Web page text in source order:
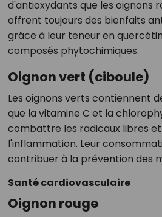
d'antioxydants que les oignons
offrent toujours des bienfaits
grâce à leur teneur en
composés phytochimiques.
Oignon vert (ciboule)
Les oignons verts contiennent
que la vitamine C et la
combattre les radicaux libres
l'inflammation. Leur
contribuer à la prévention des
Santé cardiovasculaire
Oignon rouge